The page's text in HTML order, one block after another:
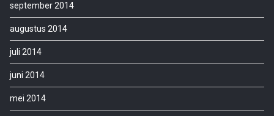
september 2014
augustus 2014
juli 2014
juni 2014
mei 2014